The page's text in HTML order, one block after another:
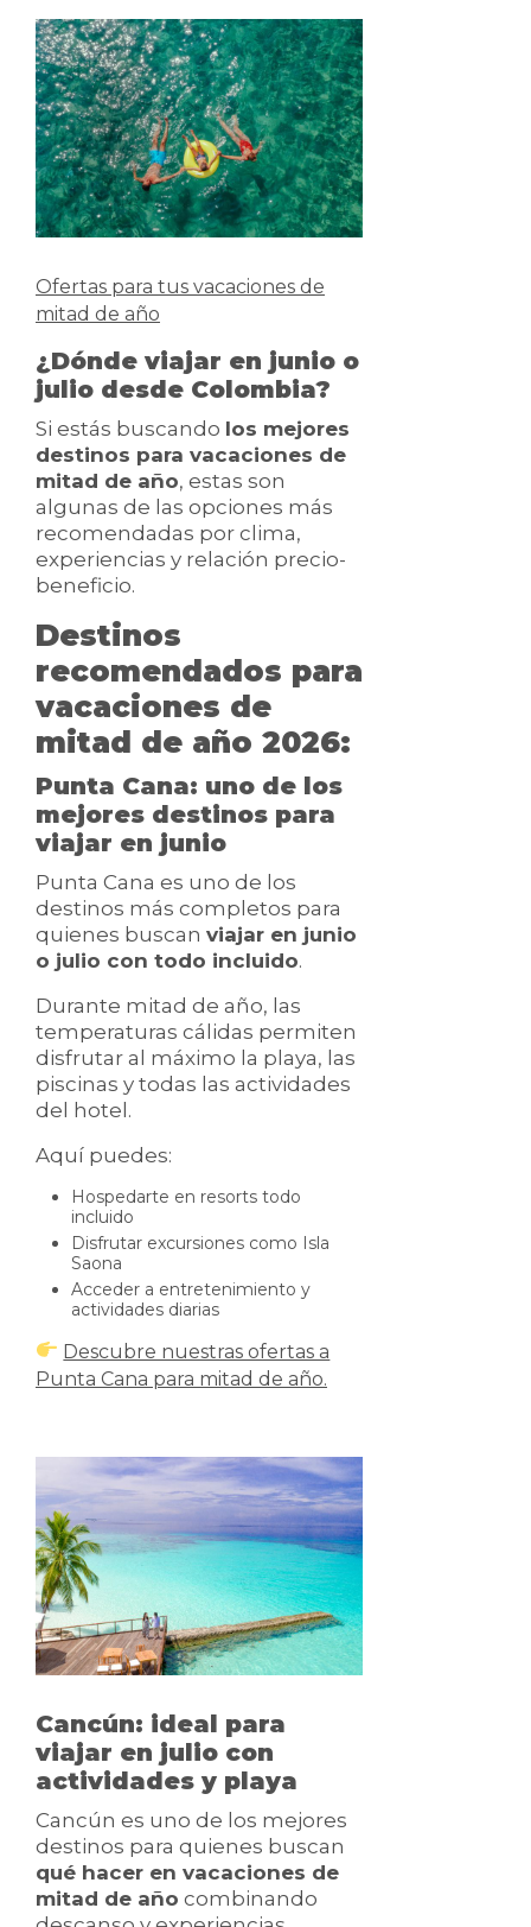
Ofertas para tus vacaciones de
mitad de año
¿Dónde viajar en junio o
julio desde Colombia?
Si estás buscando los mejores
destinos para vacaciones de
mitad de año, estas son
algunas de las opciones más
recomendadas por clima,
experiencias y relación precio-
beneficio.
Destinos
recomendados para
vacaciones de
mitad de año 2026:
Punta Cana: uno de los
mejores destinos para
viajar en junio
Punta Cana es uno de los
destinos más completos para
quienes buscan viajar en junio
o julio con todo incluido.
Durante mitad de año, las
temperaturas cálidas permiten
disfrutar al máximo la playa, las
piscinas y todas las actividades
del hotel.
Aquí puedes:
Hospedarte en resorts todo
incluido
Disfrutar excursiones como Isla
Saona
Acceder a entretenimiento y
actividades diarias
Descubre nuestras ofertas a
Punta Cana para mitad de año.
Cancún: ideal para
viajar en julio con
actividades y playa
Cancún es uno de los mejores
destinos para quienes buscan
qué hacer en vacaciones de
mitad de año combinando